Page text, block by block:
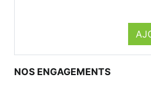
NOS ENGAGEMENTS